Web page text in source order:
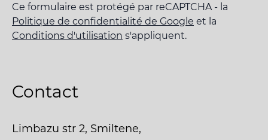
Ce formulaire est protégé par reCAPTCHA - la
Politique de confidentialité de Google et la
Conditions d'utilisation s'appliquent.
Contact
Limbazu str 2, Smiltene,